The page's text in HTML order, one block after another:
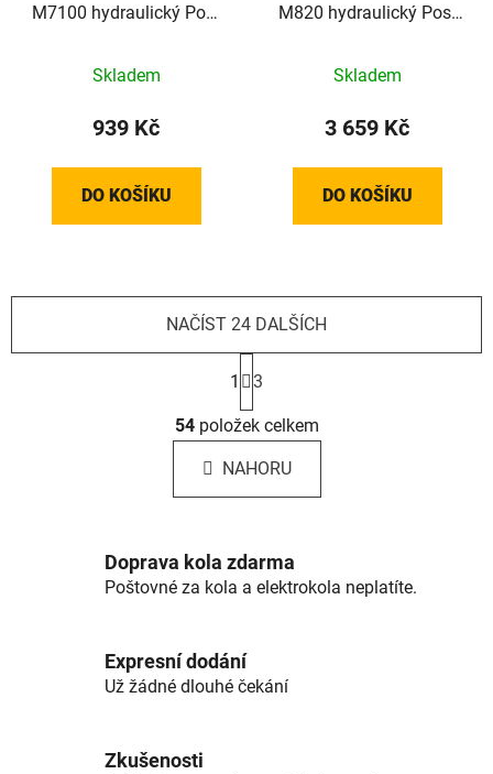
M7100 hydraulický Post
Skladem
939 Kč
DO KOŠÍKU
M820 hydraulický Post
Skladem
3 659 Kč
DO KOŠÍKU
O
v
l
á
d
c
í
p
v
k
y
NAČÍST 24 DALŠÍCH
S
t
r
á
n
k
n
í
1 3
54položek celkem
NAHORU
Doprava kola zdarma
Poštovné za kola a elektrokola neplatíte.
Expresní dodání
Už žádné dlouhé čekání
Zkušenosti